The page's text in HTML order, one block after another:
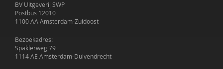
BV Uitgeverij SWP
Postbus 12010
1100 AA Amsterdam-Zuidoost
Bezoekadres:
Spaklerweg 79
1114 AE Amsterdam-Duivendrecht